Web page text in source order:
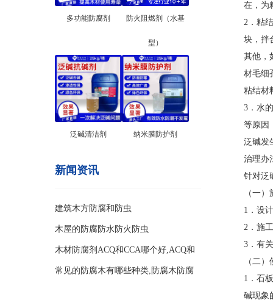
多功能防腐剂 防火阻燃剂（水基
型）
泛碱清洁剂 纳米膜防护剂
新闻资讯
建筑木方防腐和防虫
木屋的防腐防水防火防虫
木材防腐剂ACQ和CCA哪个好,ACQ和
CCA两种防腐剂的区别
常见的防腐木有哪些种类,防腐木防腐
在，为
2．粘
块，拌
其他，
材毛细
粘结材
3．水
等原因
泛碱发
治理办
针对泛
（一
1．设
2．施
3．有
（二
1．石
碱现象